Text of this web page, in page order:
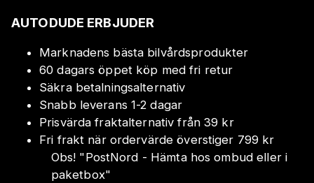
AUTODUDE ERBJUDER
Marknadens bästa bilvårdsprodukter
60 dagars öppet köp med fri retur
Säkra betalningsalternativ
Snabb leverans 1-2 dagar
Prisvärda fraktalternativ från 39 kr
Fri frakt när ordervärde överstiger 799 kr
Obs! "PostNord - Hämta hos ombud eller i
paketbox"